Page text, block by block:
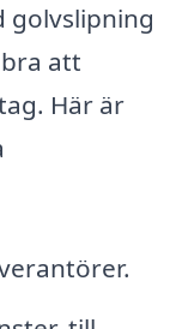
golvslipning
att
Här är